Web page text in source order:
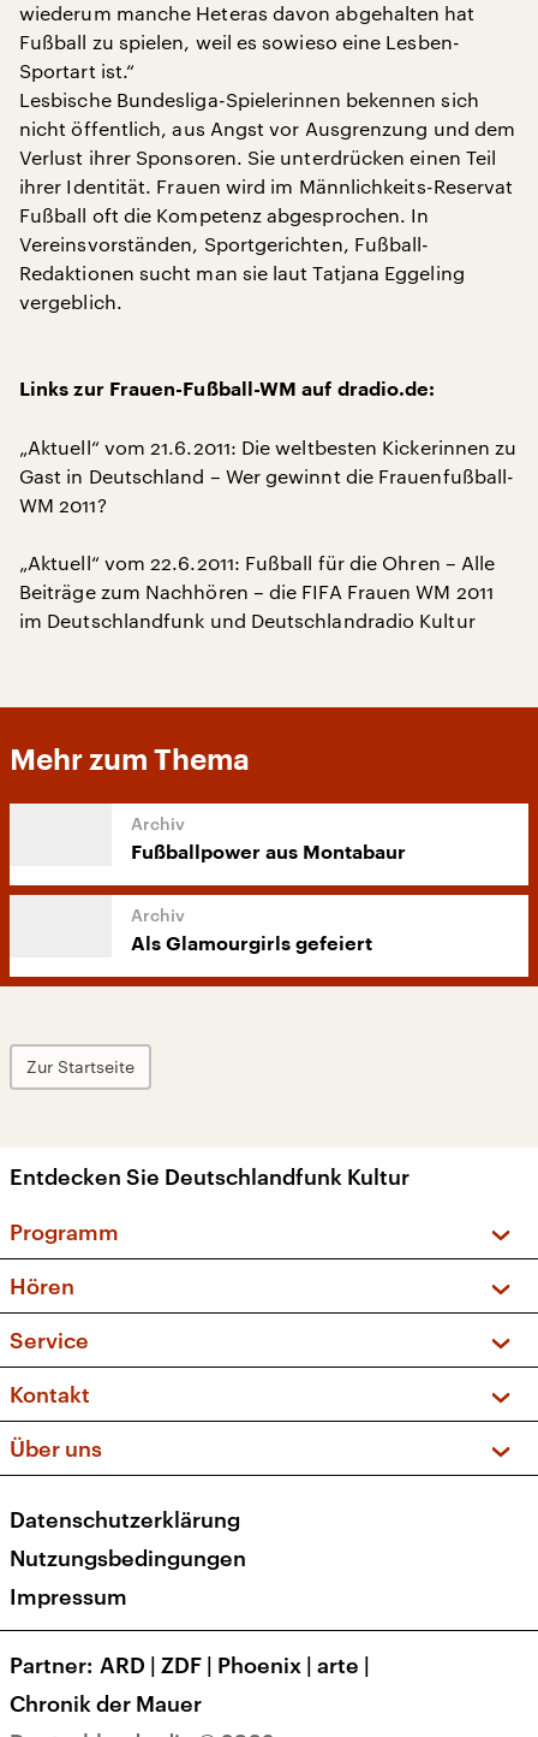
wiederum manche Heteras davon abgehalten hat
Fußball zu spielen, weil es sowieso eine Lesben-
Sportart ist.“
Lesbische Bundesliga-Spielerinnen bekennen sich
nicht öffentlich, aus Angst vor Ausgrenzung und dem
Verlust ihrer Sponsoren. Sie unterdrücken einen Teil
ihrer Identität. Frauen wird im Männlichkeits-Reservat
Fußball oft die Kompetenz abgesprochen. In
Vereinsvorständen, Sportgerichten, Fußball-
Redaktionen sucht man sie laut Tatjana Eggeling
vergeblich.
Links zur Frauen-Fußball-WM auf dradio.de:
„Aktuell“ vom 21.6.2011: Die weltbesten Kickerinnen zu
Gast in Deutschland – Wer gewinnt die Frauenfußball-
WM 2011?
„Aktuell“ vom 22.6.2011: Fußball für die Ohren – Alle
Beiträge zum Nachhören – die FIFA Frauen WM 2011
im Deutschlandfunk und Deutschlandradio Kultur
Mehr zum Thema
Fußballpower aus Montabaur
Als Glamourgirls gefeiert
Zur Startseite
Entdecken Sie Deutschlandfunk Kultur
Programm
Sendungen und Podcasts
Musikliste
Kakadu – Das Kinderprogramm
Hören
Frequenzen (UKW + DAB+)
Service
FAQ
Apps
Newsletter
Veranstaltungen
Kontakt
Social Media
Über uns
Presse
Karriere
Transparenz
Datenschutzerklärung
Nutzungsbedingungen
Impressum
Partner ARD | ZDF | Phoenix | arte |
Chronik der Mauer